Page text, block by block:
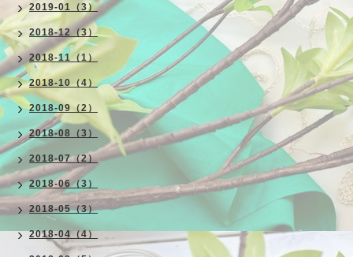
2019-01（3）
2018-12（3）
2018-11（1）
2018-10（4）
2018-09（2）
2018-08（3）
2018-07（2）
2018-06（3）
2018-05（3）
2018-04（4）